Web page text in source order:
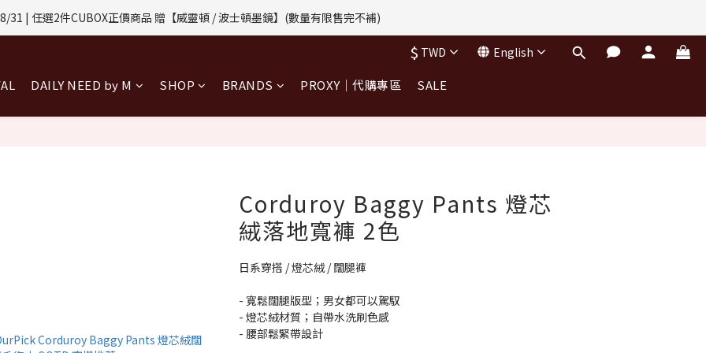
31 | 任選2件CUBOX正價商品 贈【威靈頓 / 波士頓墨鏡】(數量有限售完不補)
31 | 任選2件CUBOX正價商品 贈【威靈頓 / 波士頓墨鏡】(數量有限售完不補)
8/08-8/10 | 全館任選3件 贈 $188購物金
$ TWD English
DAILY NEED by M SHOP BRANDS PROXY｜代購專區 SALE
Corduroy Baggy Pants 燈芯
絨落地寬褲 2色
日系穿搭 / 燈芯絨 / 闊腿褲
- 寬鬆闊腿版型；男女都可以駕馭
- 燈芯絨材質；自帶水洗刷色感
- 腰部鬆緊帶設計